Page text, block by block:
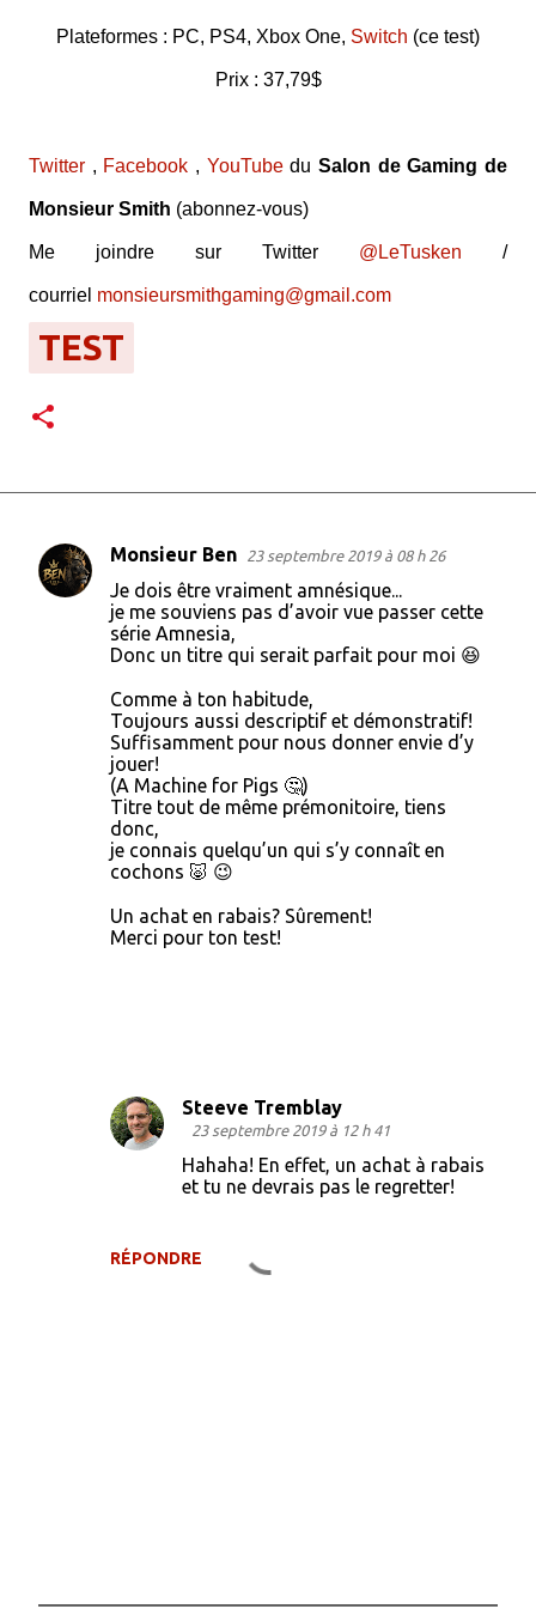
Plateformes : PC, PS4, Xbox One, Switch (ce test)
Prix : 37,79$
Twitter , Facebook , YouTubeduSalon de Gaming de
Monsieur Smith (abonnez-vous)
Me joindre sur Twitter @LeTusken /
courriel monsieursmithgaming@gmail.com
TEST
C
Monsieur Ben 23 septembre 2019 à 08 h 26
Je dois être vraiment amnésique...
je me souviens pas d’avoir vue passer cette
série Amnesia,
Donc un titre qui serait parfait pour moi 😆
Comme à ton habitude,
Toujours aussi descriptif et démonstratif!
Suffisamment pour nous donner envie d’y
jouer!
(A Machine for Pigs 🤔)
Titre tout de même prémonitoire, tiens
donc,
je connais quelqu’un qui s’y connaît en
cochons 🐷 😉
Un achat en rabais? Sûrement!
Merci pour ton test!
RÉPONDRE
Steeve Tremblay
23 septembre 2019 à 12 h 41
Hahaha! En effet, un achat à rabais
et tu ne devrais pas le regretter!